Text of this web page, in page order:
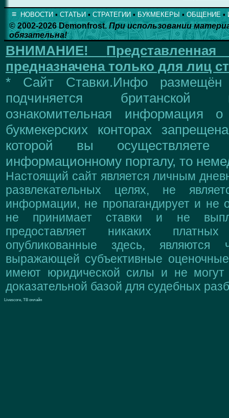
≡ НОВОСТИ ▪ СТАТЬИ ▪ СТРАТЕГИИ ▪ БУКМЕКЕРЫ ▪ ОБЩЕНИЕ ▪
© 2002-2026 Demonfrost.При использовании
обязательна!
ВНИМАНИЕ!
предназначена только для лиц
* Сайт Ставки.Инфо размещён
подчиняется британской
ознакомительная информация
букмекерских конторах
которой вы
информационному порталу, то
Настоящий сайт является личным
развлекательных целях, не
информации, не пропагандирует и не
не принимает ставки и не
предоставляет никаких
опубликованные здесь, являются
выражающей субъективные
имеют юридической силы и не могут
доказательной базой для судебных
Livescore, ТВ онлайн